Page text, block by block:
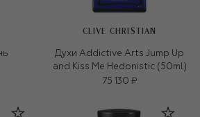
CLIVE CHRISTIAN
Духи Addictive Arts Jump Up
and Kiss Me Hedonistic (50ml)
75 130 ₽